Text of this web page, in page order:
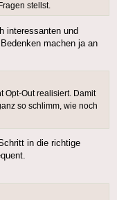
stellst.
interessanten und
machen ja an
Opt-Out realisiert. Damit
so schlimm, wie noch
in die richtige